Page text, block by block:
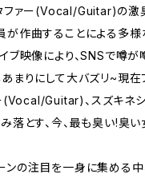
ファー(Vocal/Guitar)の激
作曲することによる多様
ブ映像により、SNSで噂
まりにして大バズリ~現在
(Vocal/Guitar)、スズキネ
とす、今、最も臭い!臭い
ンの注目を一身に集める